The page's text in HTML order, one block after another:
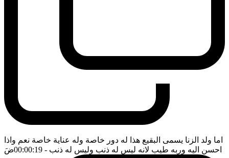
اما ولد الزنا يسمى البقيع هذا له دور خاصة وله عناية خاصة نعم واذا
احسن اليه وربه طيب لانه ليس له ذنب وليس له ذنب - 00:00:19 ضَ